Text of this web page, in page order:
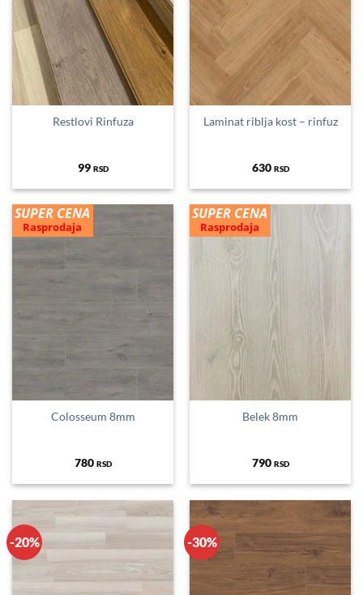
Restlovi Rinfuza
99 RSD
Laminat riblja kost – rinfuz
630 RSD
SUPER CENA
Rasprodaja
Colosseum 8mm
780 RSD
SUPER CENA
Rasprodaja
Belek 8mm
790 RSD
-20% -30%